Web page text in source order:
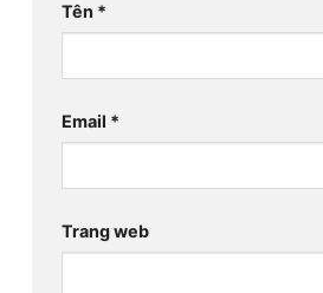
Tên *
Email *
Trang web